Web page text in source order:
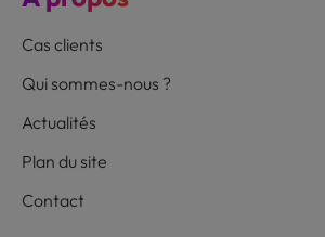
Cas clients
Qui sommes-nous ?
Actualités
Plan du site
Contact